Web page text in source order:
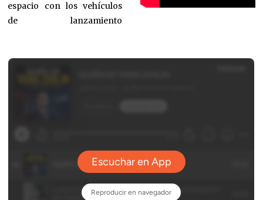
espacio con los vehículos
de lanzamiento